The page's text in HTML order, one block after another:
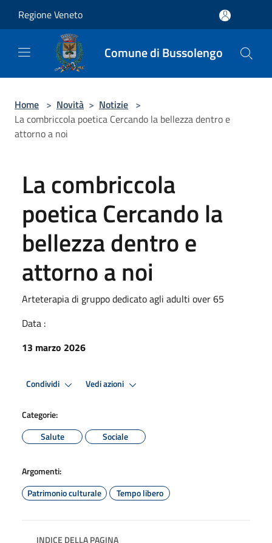
Regione Veneto
Comune di Bussolengo
Home > Novità > Notizie >
La combriccola poetica Cercando la bellezza dentro e
attorno a noi
La combriccola
poetica Cercando la
bellezza dentro e
attorno a noi
Arteterapia di gruppo dedicato agli adulti over 65
Data :
13 marzo 2026
Condividi Vedi azioni
Categorie:
Salute
Sociale
Argomenti:
Patrimonio culturale
Tempo libero
INDICE DELLA PAGINA